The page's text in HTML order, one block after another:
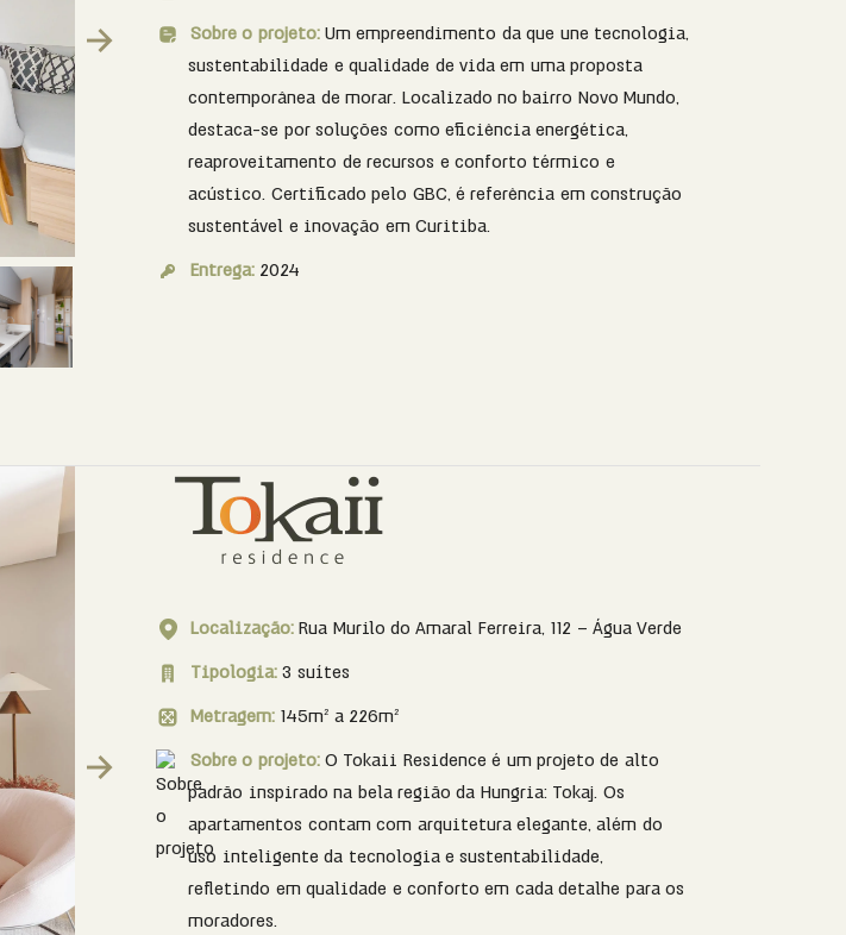
Next Sobre o projeto: Um empreendimento da que une tecnologia,
sustentabilidade e qualidade de vida em uma proposta
contemporânea de morar. Localizado no bairro Novo Mundo,
destaca-se por soluções como eficiência energética,
reaproveitamento de recursos e conforto térmico e
acústico. Certificado pelo GBC, é referência em construção
sustentável e inovação em Curitiba.
Entrega: 2024
Next
Localização: Rua Murilo do Amaral Ferreira, 112 – Água Verde
Tipologia:3 suítes
Metragem: 145m² a 226m²
Sobre o projeto: O Tokaii Residence é um projeto de alto
padrão inspirado na bela região da Hungria: Tokaj. Os
apartamentos contam com arquitetura elegante, além do
uso inteligente da tecnologia e sustentabilidade,
refletindo em qualidade e conforto em cada detalhe para os
moradores.